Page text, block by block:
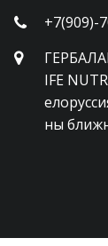
+7(909)-
IFE
ны